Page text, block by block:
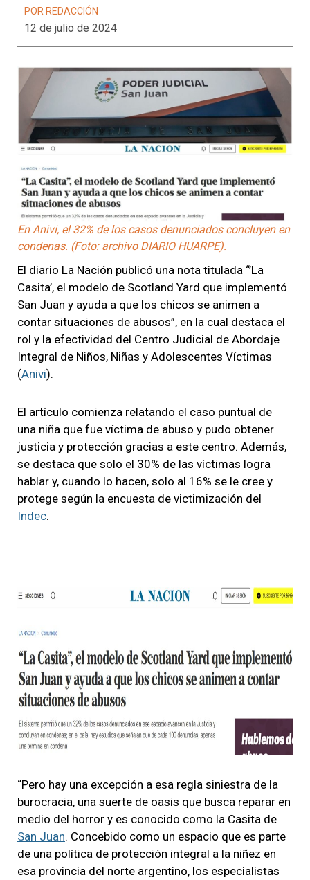
POR REDACCIÓN
12 de julio de 2024
En Anivi, el 32% de los casos denunciados concluyen en
condenas. (Foto: archivo DIARIO HUARPE).
El diario La Nación publicó una nota titulada “’La
Casita’, el modelo de Scotland Yard que implementó
San Juan y ayuda a que los chicos se animen a
contar situaciones de abusos”, en la cual destaca el
rol y la efectividad del Centro Judicial de Abordaje
Integral de Niños, Niñas y Adolescentes Víctimas
(Anivi).
El artículo comienza relatando el caso puntual de
una niña que fue víctima de abuso y pudo obtener
justicia y protección gracias a este centro. Además,
se destaca que solo el 30% de las víctimas logra
hablar y, cuando lo hacen, solo al 16% se le cree y
protege según la encuesta de victimización del
Indec.
“Pero hay una excepción a esa regla siniestra de la
burocracia, una suerte de oasis que busca reparar en
medio del horror y es conocido como la Casita de
San Juan. Concebido como un espacio que es parte
de una política de protección integral a la niñez en
esa provincia del norte argentino, los especialistas